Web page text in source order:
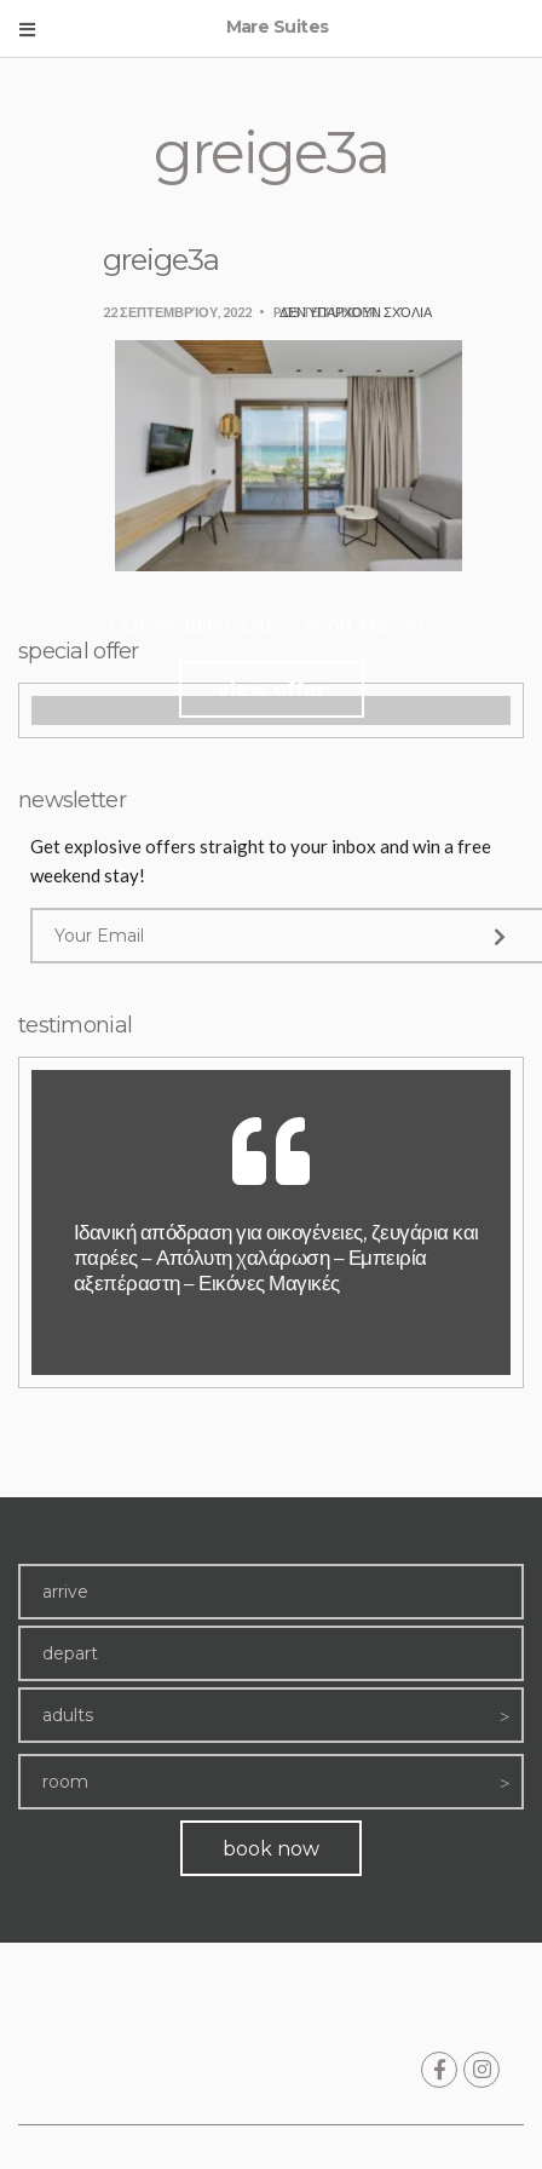
Mare Suites
greige3a
greige3a
22 ΣΕΠΤΕΜΒΡΊΟΥ, 2022 POSTED UNDER:
ΔΕΝ ΥΠΆΡΧΟΥΝ ΣΧΌΛΙΑ
special offer
view offer
newsletter
Get explosive offers straight to your inbox and win a free
weekend stay!
testimonial
Ιδανική απόδραση για οικογένειες, ζευγάρια και
παρέες – Απόλυτη χαλάρωση – Εμπειρία
αξεπέραστη – Εικόνες Μαγικές
adults
room
book now